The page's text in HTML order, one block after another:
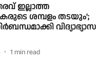
ഇല്ലാത്ത
ശമ്പളം തടയും';
വിദ്യാഭ്യാസ
1 min read